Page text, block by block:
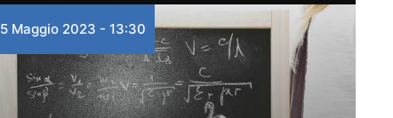
5 Maggio 2023 - 13:30